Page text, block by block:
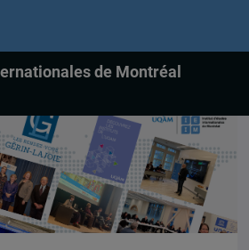
de Montréal